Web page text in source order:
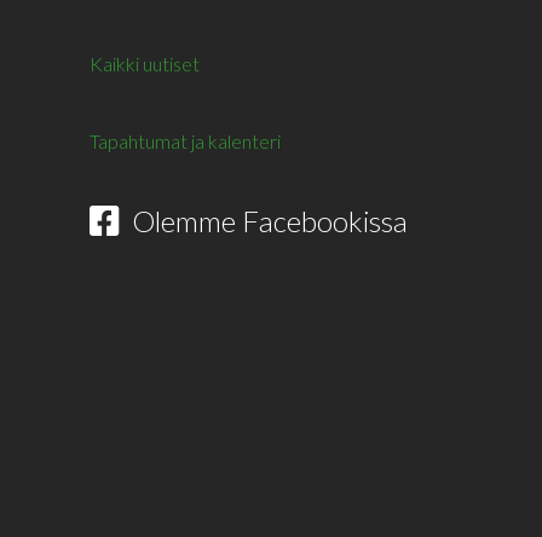
Kaikki uutiset
Tapahtumat ja kalenteri
Olemme Facebookissa